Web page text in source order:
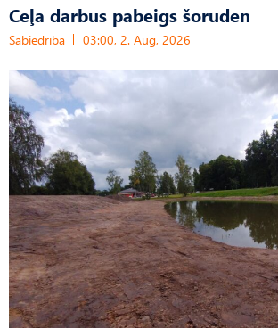
Ceļa darbus pabeigs šoruden
Sabiedrība 03:00, 2. Aug, 2026